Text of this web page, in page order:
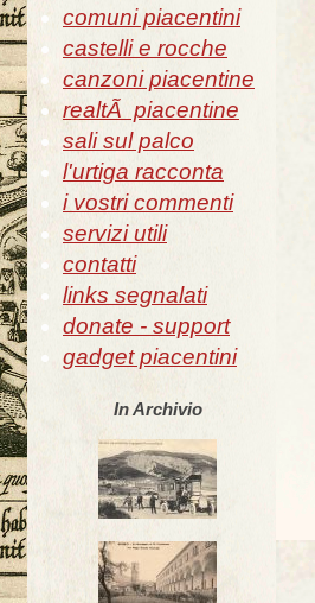
comuni piacentini
castelli e rocche
canzoni piacentine
realtÃ piacentine
sali sul palco
l'urtiga racconta
i vostri commenti
servizi utili
contatti
links segnalati
donate - support
gadget piacentini
In Archivio